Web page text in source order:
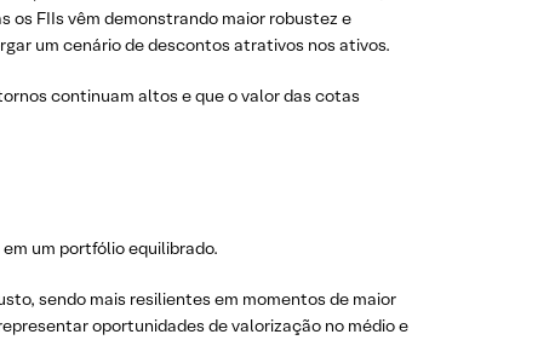
os FIIs vêm demonstrando maior robustez e
um cenário de descontos atrativos nos ativos.
continuam altos e que o valor das cotas
um portfólio equilibrado.
sendo mais resilientes em momentos de maior
oportunidades de valorização no médio e